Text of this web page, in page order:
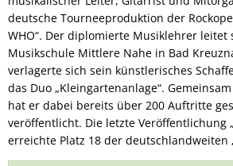
deutsche Tourneeproduktion der
WHO“. Der diplomierte Musiklehrer leitet
Musikschule Mittlere Nahe in Bad
verlagerte sich sein künstlerisches
das Duo „Kleingartenanlage“.
hat er dabei bereits über 200 Auftritte
veröffentlicht. Die letzte Veröffentlichung
erreichte Platz 18 der deutschlandweiten